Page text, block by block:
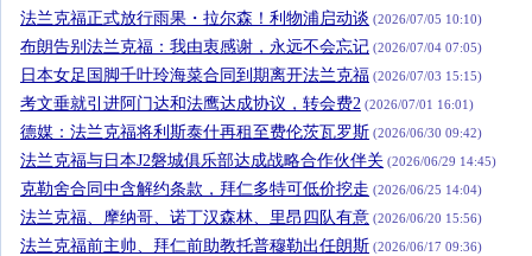
法兰克福正式放行雨果・拉尔森！利物浦启动谈 (2026/07/05 10:10)
布朗告别法兰克福：我由衷感谢，永远不会忘记 (2026/07/04 07:05)
日本女足国脚千叶玲海菜合同到期离开法兰克福 (2026/07/03 15:15)
考文垂就引进阿门达和法鹰达成协议，转会费2 (2026/07/01 16:01)
德媒：法兰克福将利斯泰什再租至费伦茨瓦罗斯 (2026/06/30 09:42)
法兰克福与日本J2磐城俱乐部达成战略合作伙伴关 (2026/06/29 14:45)
克勒舍合同中含解约条款，拜仁多特可低价挖走 (2026/06/25 14:04)
法兰克福、摩纳哥、诺丁汉森林、里昂四队有意 (2026/06/20 15:56)
法兰克福前主帅、拜仁前助教托普穆勒出任朗斯 (2026/06/17 09:36)